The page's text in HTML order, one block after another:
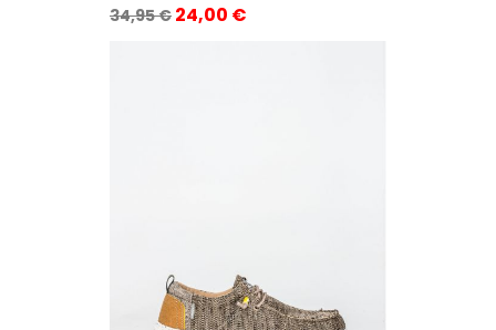
Precio
34,95 € Precio
24,00 €